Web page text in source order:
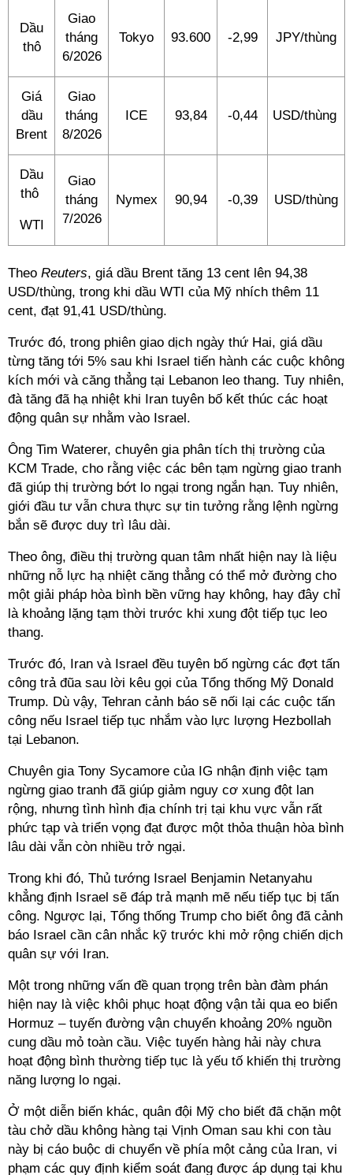
Dầu
thô
Giao
tháng
6/2026
Tokyo 93.600 -2,99 JPY/thùng
Giá
dầu
Brent
Giao
tháng
8/2026
ICE 93,84 -0,44 USD/thùng
Dầu
thô
WTI
Giao
tháng
7/2026
Nymex 90,94 -0,39 USD/thùng
Theo Reuters, giá dầu Brent tăng 13 cent lên 94,38
USD/thùng, trong khi dầu WTI của Mỹ nhích thêm 11
cent, đạt 91,41 USD/thùng.
Trước đó, trong phiên giao dịch ngày thứ Hai, giá dầu
từng tăng tới 5% sau khi Israel tiến hành các cuộc không
kích mới và căng thẳng tại Lebanon leo thang. Tuy nhiên,
đà tăng đã hạ nhiệt khi Iran tuyên bố kết thúc các hoạt
động quân sự nhằm vào Israel.
Ông Tim Waterer, chuyên gia phân tích thị trường của
KCM Trade, cho rằng việc các bên tạm ngừng giao tranh
đã giúp thị trường bớt lo ngại trong ngắn hạn. Tuy nhiên,
giới đầu tư vẫn chưa thực sự tin tưởng rằng lệnh ngừng
bắn sẽ được duy trì lâu dài.
Theo ông, điều thị trường quan tâm nhất hiện nay là liệu
những nỗ lực hạ nhiệt căng thẳng có thể mở đường cho
một giải pháp hòa bình bền vững hay không, hay đây chỉ
là khoảng lặng tạm thời trước khi xung đột tiếp tục leo
thang.
Trước đó, Iran và Israel đều tuyên bố ngừng các đợt tấn
công trả đũa sau lời kêu gọi của Tổng thống Mỹ Donald
Trump. Dù vậy, Tehran cảnh báo sẽ nối lại các cuộc tấn
công nếu Israel tiếp tục nhắm vào lực lượng Hezbollah
tại Lebanon.
Chuyên gia Tony Sycamore của IG nhận định việc tạm
ngừng giao tranh đã giúp giảm nguy cơ xung đột lan
rộng, nhưng tình hình địa chính trị tại khu vực vẫn rất
phức tạp và triển vọng đạt được một thỏa thuận hòa bình
lâu dài vẫn còn nhiều trở ngại.
Trong khi đó, Thủ tướng Israel Benjamin Netanyahu
khẳng định Israel sẽ đáp trả mạnh mẽ nếu tiếp tục bị tấn
công. Ngược lại, Tổng thống Trump cho biết ông đã cảnh
báo Israel cần cân nhắc kỹ trước khi mở rộng chiến dịch
quân sự với Iran.
Một trong những vấn đề quan trọng trên bàn đàm phán
hiện nay là việc khôi phục hoạt động vận tải qua eo biển
Hormuz – tuyến đường vận chuyển khoảng 20% nguồn
cung dầu mỏ toàn cầu. Việc tuyến hàng hải này chưa
hoạt động bình thường tiếp tục là yếu tố khiến thị trường
năng lượng lo ngại.
Ở một diễn biến khác, quân đội Mỹ cho biết đã chặn một
tàu chở dầu không hàng tại Vịnh Oman sau khi con tàu
này bị cáo buộc di chuyển về phía một cảng của Iran, vi
phạm các quy định kiểm soát đang được áp dụng tại khu